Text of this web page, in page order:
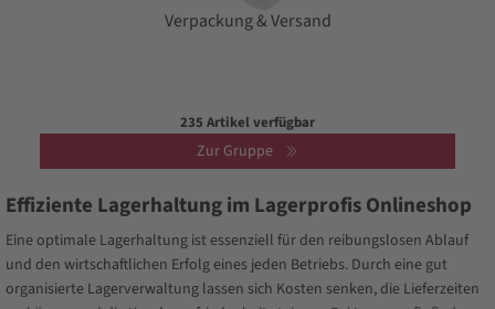
Verpackung & Versand
235 Artikel verfügbar
Zur Gruppe
Effiziente Lagerhaltung im Lagerprofis Onlineshop
Eine optimale Lagerhaltung ist essenziell für den reibungslosen Ablauf
und den wirtschaftlichen Erfolg eines jeden Betriebs. Durch eine gut
organisierte Lagerverwaltung lassen sich Kosten senken, die Lieferzeiten